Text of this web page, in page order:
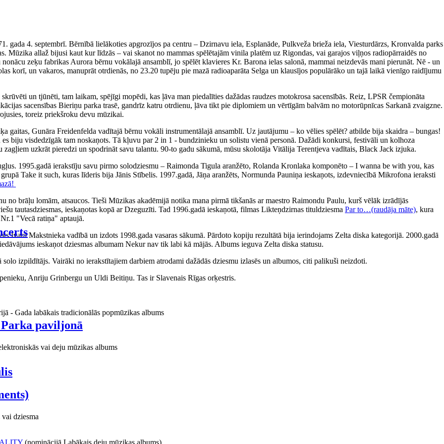
paviljonā
gada 4. septembrī. Bērnībā lielākoties apgrozījos pa centru – Dzirnavu iela, Esplanāde, Pulkveža brieža iela, Viesturdārzs, Kronvalda parks
Mūzika allaž bijusi kaut kur līdzās – vai skanot no mammas spēlētajām vinila platēm uz Rigondas, vai garajos viļņos radiopārraidēs no
zeķu fabrikas Aurora bērnu vokālajā ansamblī, jo spēlēt klavieres Kr. Barona ielas salonā, mammai neizdevās mani pierunāt. Nē - un
korī, un vakaros, manuprāt otrdienās, no 23.20 tupēju pie mazā radioaparāta Selga un klausījos populārāko un tajā laikā vienīgo raidījumu
un tjūnēti, tam laikam, spējīgi mopēdi, kas ļāva man piedalīties dažādas raudzes motokrosa sacensībās. Reiz, LPSR čempionāta
sacensības Bieriņu parka trasē, gandrīz katru otrdienu, ļāva tikt pie diplomiem un vērtīgām balvām no motorūpnīcas Sarkanā zvaigzne.
toreiz priekšroku devu mūzikai.
gaitas, Gunāra Freidenfelda vadītajā bērnu vokāli instrumentālajā ansamblī. Uz jautājumu – ko vēlies spēlēt? atbilde bija skaidra – bungas!
biju visdedzīgāk tam noskaņots. Tā kļuvu par 2 in 1 - bundzinieku un solistu vienā personā. Dažādi konkursi, festivāli un kolhoza
uzkrāt pieredzi un spodrināt savu talantu. 90-to gadu sākumā, mūsu skolotāja Vitālija Terentjeva vadītais, Black Jack izjuka.
1995.gadā ierakstīju savu pirmo solodziesmu – Raimonda Tigula aranžēto, Rolanda Kronlaka komponēto – I wanna be with you, kas
Take it such, kuras līderis bija Jānis Stībelis. 1997.gadā, Jāņa aranžēts, Normunda Pauniņa ieskaņots, izdevniecībā Mikrofona ieraksti
brāļu lomām, atsaucos. Tieši Mūzikas akadēmijā notika mana pirmā tikšanās ar maestro Raimondu Paulu, kurš vēlāk izrādījās
tautasdziesmas, ieskaņotas kopā ar Dzeguzīti. Tad 1996.gadā ieskaņotā, filmas Likteņdzirnas tituldziesma Par to…(raudāja māte), kura
"Vecā ratiņa" aptaujā.
Ivara Makstnieka vadībā un izdots 1998.gada vasaras sākumā. Pārdoto kopiju rezultātā bija ierindojams Zelta diska kategorijā. 2000.gadā
ieskaņot dziesmas albumam Nekur nav tik labi kā mājās. Albums ieguva Zelta diska statusu.
izpildītājs. Vairāki no ierakstītajiem darbiem atrodami dažādās dziesmu izlasēs un albumos, citi palikuši neizdoti.
Anriju Grinbergu un Uldi Beitiņu. Tas ir Slavenais Rīgas orķestris.
- Gada labākais tradicionālās popmūzikas albums
vai deju mūzikas albums
dziesma
(nominācijā Labākais deju mūzikas albums)